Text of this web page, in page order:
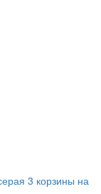
3 корзины на